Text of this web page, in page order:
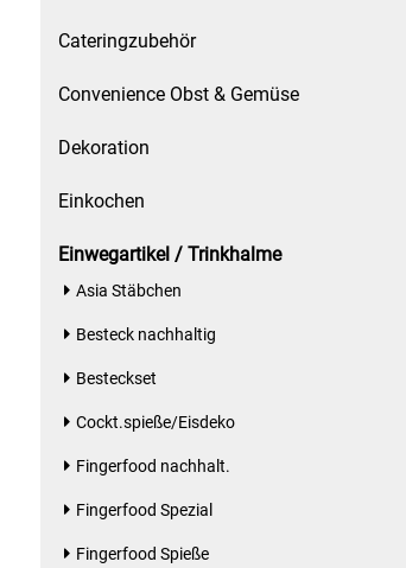
Elektrogeräte
Essig
Fertiggerichte trocken
Fruchtsaft
Frühstück / süße Aufstriche
Cateringzubehör
Convenience Obst & Gemüse
Dekoration
Einkochen
Einwegartikel / Trinkhalme
Asia Stäbchen
Besteck nachhaltig
Besteckset
Cockt.spieße/Eisdeko
Fingerfood nachhalt.
Fingerfood Spezial
Fingerfood Spieße